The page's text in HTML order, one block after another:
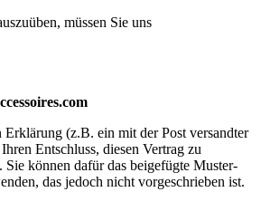
müssen Sie uns
Erklärung (z.B. ein mit der Post versandter
Entschluss, diesen Vertrag zu
können dafür das beigefügte Muster-
das jedoch nicht vorgeschrieben ist.